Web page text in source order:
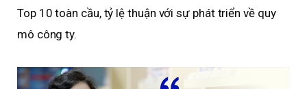
Top 10 toàn cầu, tỷ lệ thuận với sự phát triển về quy
mô công ty.